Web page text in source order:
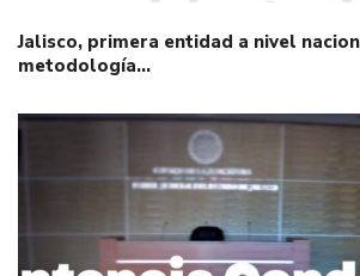
Jalisco, primera entidad a nivel
metodología…